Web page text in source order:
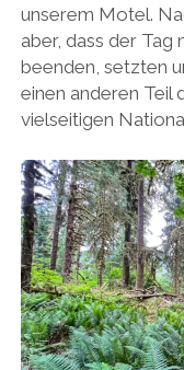
unserem Motel.
aber, dass der Tag
beenden, setzten
einen anderen Teil
vielseitigen